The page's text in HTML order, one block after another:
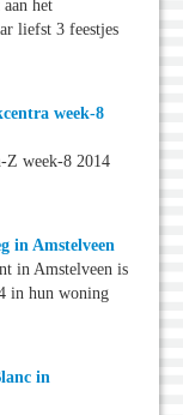
het
liefst 3 feestjes
week-8
Z week-8 2014
in Amstelveen
in Amstelveen is
in hun woning
in